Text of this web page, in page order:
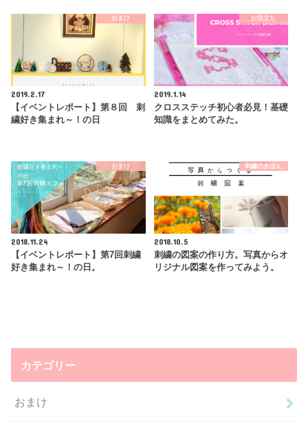
おまけ
2019.2.17
【イベントレポート】第８回 刺
繍好き集まれ～！の日
お役立ち
2019.1.14
クロスステッチ初心者必見！基礎
知識をまとめてみた。
おまけ
2018.11.24
【イベントレポート】第7回刺繍
好き集まれ～！の日。
刺繍のきほん
2018.10.5
刺繍の図案の作り方。写真からオ
リジナル図案を作ってみよう。
カテゴリー
おまけ